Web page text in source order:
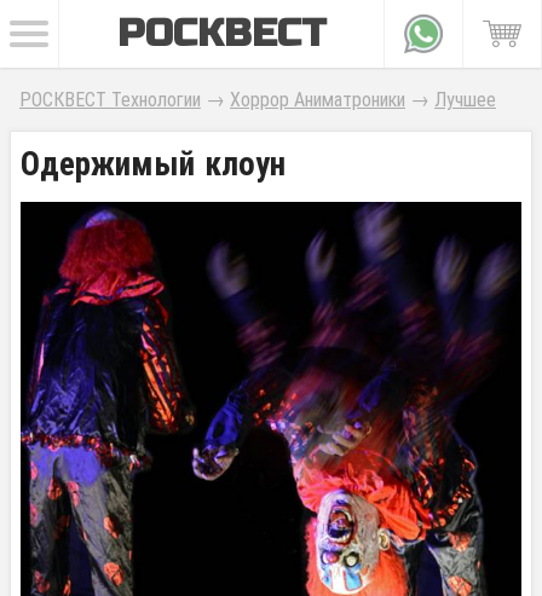
РОСКВЕСТ
РОСКВЕСТ Технологии → Хоррор Аниматроники → Лучшее
Одержимый клоун